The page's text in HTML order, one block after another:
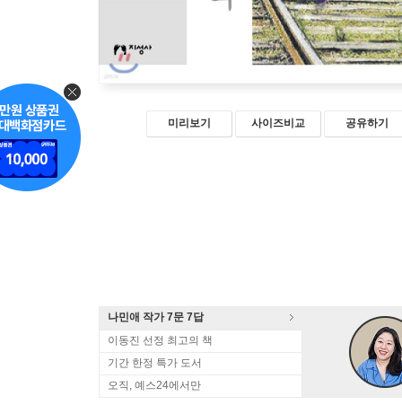
미리보기 사이즈비교 공유하기
나민애 작가 7문 7답
이동진 선정 최고의 책
기간 한정 특가 도서
오직, 예스24에서만